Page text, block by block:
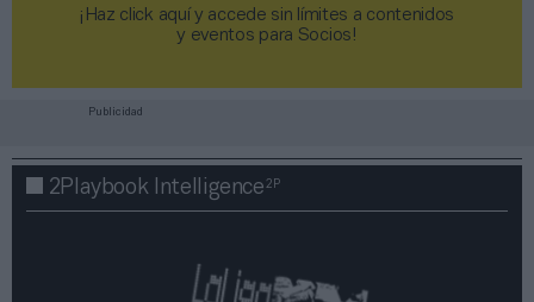
¡Haz click aquí y accede sin límites a contenidos
y eventos para Socios!​​​​​​​
Publicidad
2Playbook Intelligence2P